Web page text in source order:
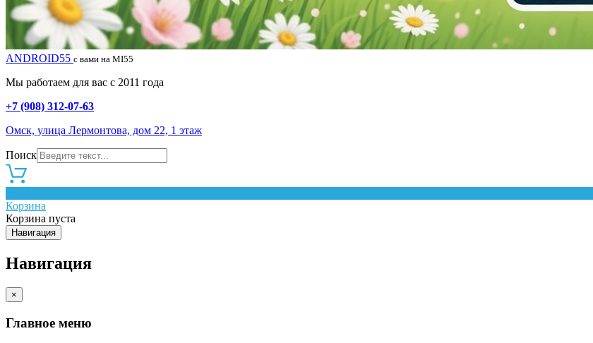
ANDROID55 с вами на MI55
Мы работаем для вас с 2011 года
+7 (908) 312-07-63
Омск, улица Лермонтова, дом 22, 1 этаж
Поиск
Корзина
Корзина пуста
Навигация
Навигация
×
Главное меню